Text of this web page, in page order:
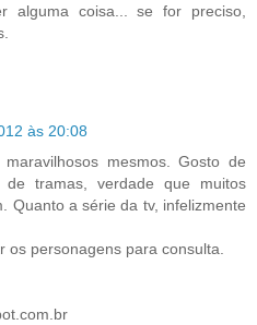
alguma coisa... se for preciso,
às 20:08
mesmos. Gosto de
de tramas, verdade que muitos
Quanto a série da tv, infelizmente
os personagens para consulta.